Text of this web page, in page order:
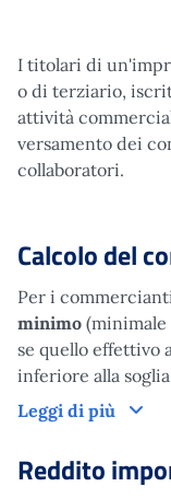
I titolari di
o di terziario,
attività
versamento dei
collaboratori.
Calcolo del
Per i
minimo
se quello effettivo
inferiore alla
Leggi di più
Reddito